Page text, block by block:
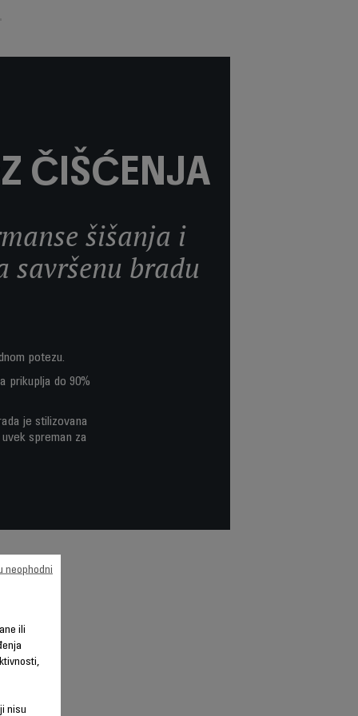
ČIŠĆENJA
šišanja i
savršenu bradu
potezu.
prikuplja do 90%
je stilizovana
spreman za
ili
nisu
neophodni